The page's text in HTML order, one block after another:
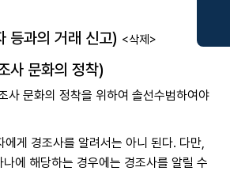
등과의 거래 신고) <삭제>
사 문화의 정착)
사 문화의 정착을 위하여 솔선수범하여야
에게 경조사를 알려서는 아니 된다. 다만,
에 해당하는 경우에는 경조사를 알릴 수